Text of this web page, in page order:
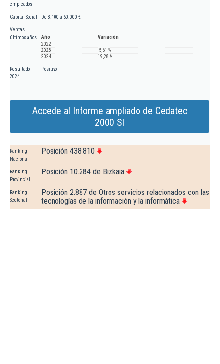
empleados
Capital Social De 3.100 a 60.000 €
Ventas
últimos años
Año
Variación
2022
2023
-5,61 %
2024
19,28 %
Resultado
2024
Positivo
Accede al Informe ampliado de Cedatec
2000 Sl
Ranking
Nacional
Posición 438.810
Ranking
Provincial
Posición 10.284 de Bizkaia
Ranking
Sectorial
Posición 2.887 de Otros servicios relacionados con las
tecnologías de la información y la informática